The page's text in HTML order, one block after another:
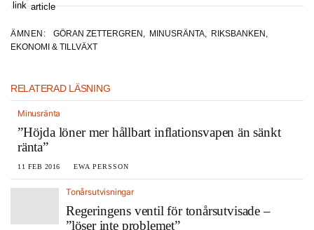
ÄMNEN: GÖRAN ZETTERGREN , MINUSRÄNTA, RIKSBANKEN ,
EKONOMI & TILLVÄXT
RELATERAD LÄSNING
Minusränta
”Höjda löner mer hållbart inflationsvapen än sänkt
ränta”
11 FEB 2016 EWA PERSSON
Tonårsutvisningar
Regeringens ventil för tonårsutvisade –
”löser inte problemet”